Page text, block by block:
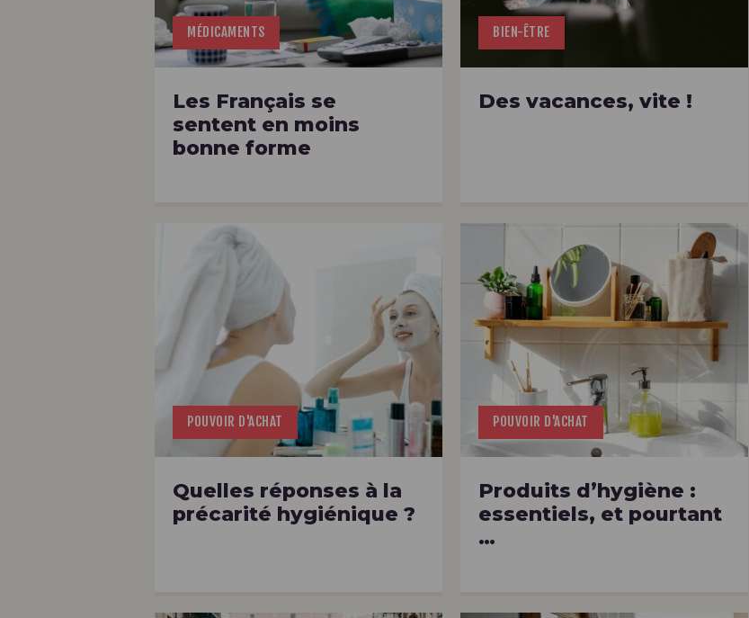
MÉDICAMENTS
Les Français se
sentent en moins
bonne forme
BIEN-ÊTRE
Des vacances, vite !
POUVOIR D'ACHAT
Quelles réponses à la
précarité hygiénique ?
POUVOIR D'ACHAT
Produits d’hygiène :
essentiels, et pourtant
…